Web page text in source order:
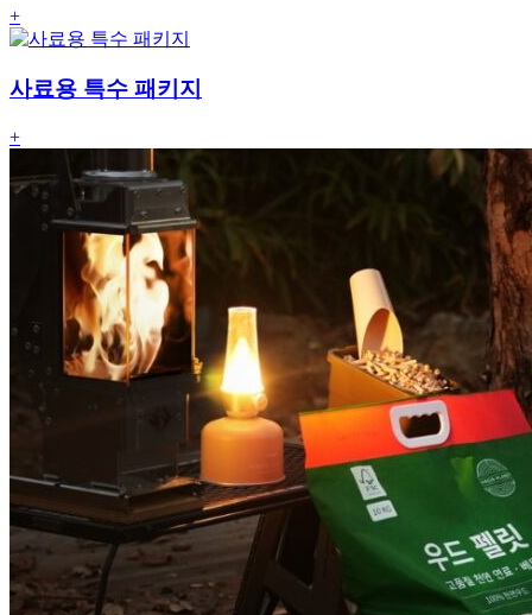
+
사료용 특수 패키지
+